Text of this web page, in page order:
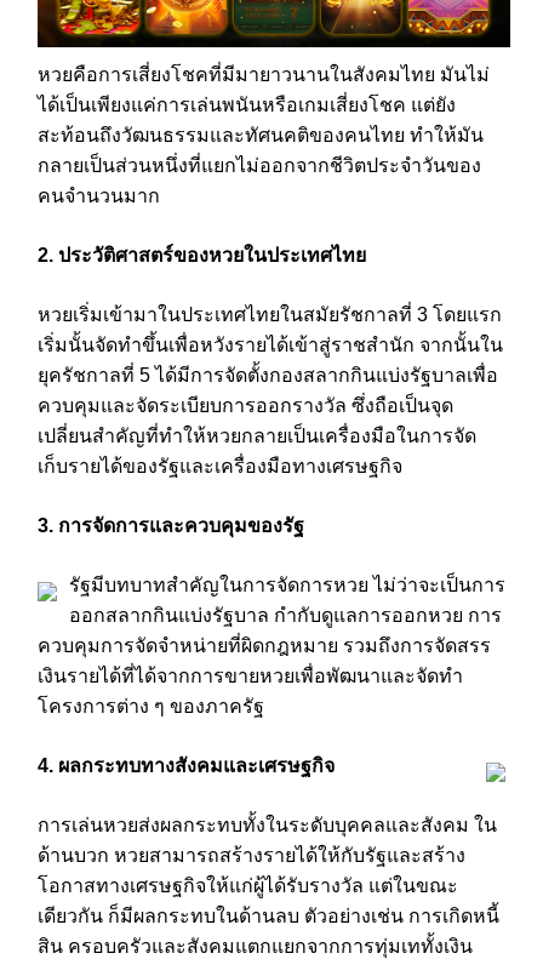
หวยคือการเสี่ยงโชคที่มีมายาวนานในสังคมไทย มันไม่
ได้เป็นเพียงแค่การเล่นพนันหรือเกมเสี่ยงโชค แต่ยัง
สะท้อนถึงวัฒนธรรมและทัศนคติของคนไทย ทำให้มัน
กลายเป็นส่วนหนึ่งที่แยกไม่ออกจากชีวิตประจำวันของ
คนจำนวนมาก
2. ประวัติศาสตร์ของหวยในประเทศไทย
หวยเริ่มเข้ามาในประเทศไทยในสมัยรัชกาลที่ 3 โดยแรก
เริ่มนั้นจัดทำขึ้นเพื่อหวังรายได้เข้าสู่ราชสำนัก จากนั้นใน
ยุครัชกาลที่ 5 ได้มีการจัดตั้งกองสลากกินแบ่งรัฐบาลเพื่อ
ควบคุมและจัดระเบียบการออกรางวัล ซึ่งถือเป็นจุด
เปลี่ยนสำคัญที่ทำให้หวยกลายเป็นเครื่องมือในการจัด
เก็บรายได้ของรัฐและเครื่องมือทางเศรษฐกิจ
3. การจัดการและควบคุมของรัฐ
รัฐมีบทบาทสำคัญในการจัดการหวย ไม่ว่าจะเป็นการ
ออกสลากกินแบ่งรัฐบาล กำกับดูแลการออกหวย การ
ควบคุมการจัดจำหน่ายที่ผิดกฎหมาย รวมถึงการจัดสรร
เงินรายได้ที่ได้จากการขายหวยเพื่อพัฒนาและจัดทำ
โครงการต่าง ๆ ของภาครัฐ
4. ผลกระทบทางสังคมและเศรษฐกิจ
การเล่นหวยส่งผลกระทบทั้งในระดับบุคคลและสังคม ใน
ด้านบวก หวยสามารถสร้างรายได้ให้กับรัฐและสร้าง
โอกาสทางเศรษฐกิจให้แก่ผู้ได้รับรางวัล แต่ในขณะ
เดียวกัน ก็มีผลกระทบในด้านลบ ตัวอย่างเช่น การเกิดหนี้
สิน ครอบครัวและสังคมแตกแยกจากการทุ่มเททั้งเงิน